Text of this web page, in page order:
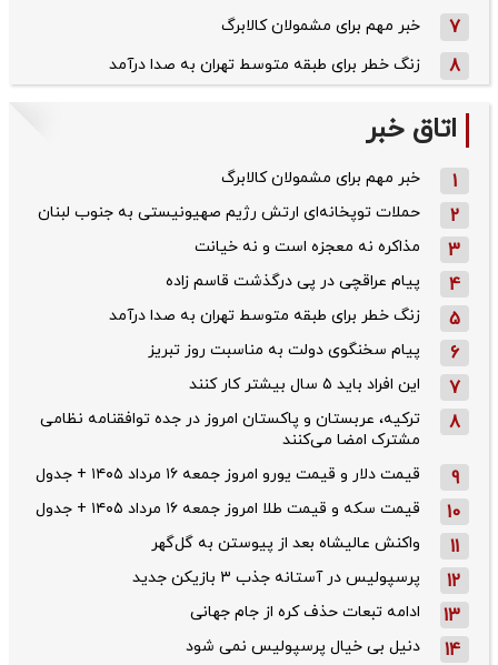
7 خبر مهم برای مشمولان کالابرگ
8 زنگ خطر برای طبقه متوسط تهران به صدا درآمد
اتاق خبر
1 خبر مهم برای مشمولان کالابرگ
2 حملات توپخانه‌ای ارتش رژیم صهیونیستی به جنوب لبنان
3 مذاکره نه معجزه است و نه خیانت
4 پیام عراقچی در پی درگذشت قاسم‌ زاده
5 زنگ خطر برای طبقه متوسط تهران به صدا درآمد
6 پیام سخنگوی دولت به مناسبت روز تبریز
7 این افراد باید ۵ سال بیشتر کار کنند
8
ترکیه، عربستان و پاکستان امروز در جده توافقنامه نظامی
مشترک امضا می‌کنند
9 قیمت دلار و قیمت یورو امروز جمعه ۱۶ مرداد ۱۴۰۵ + جدول
10 قیمت سکه و قیمت طلا امروز جمعه ۱۶ مرداد ۱۴۰۵ + جدول
11 واکنش عالیشاه بعد از پیوستن به گل‌گهر
12 پرسپولیس در آستانه جذب ۳ بازیکن جدید
13 ادامه تبعات حذف کره از جام جهانی
14 دنیل بی خیال پرسپولیس نمی شود